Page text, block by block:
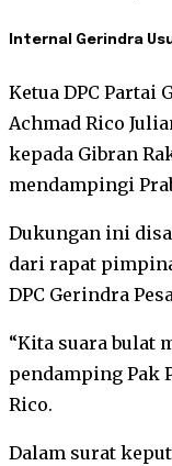
Internal Gerindra
Ketua DPC Partai
Achmad Rico
kepada Gibran
mendampingi
Dukungan ini
dari rapat
DPC Gerindra
“Kita suara bulat
pendamping Pak
Rico.
Dalam surat